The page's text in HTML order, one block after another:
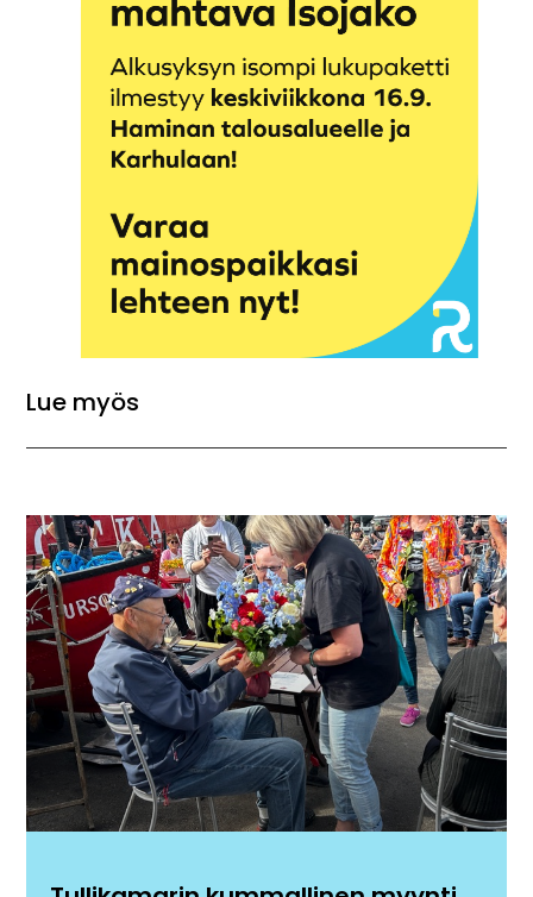
Lue myös